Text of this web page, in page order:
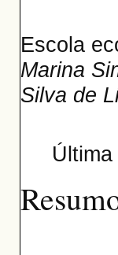
Escola
Marina
Silva de